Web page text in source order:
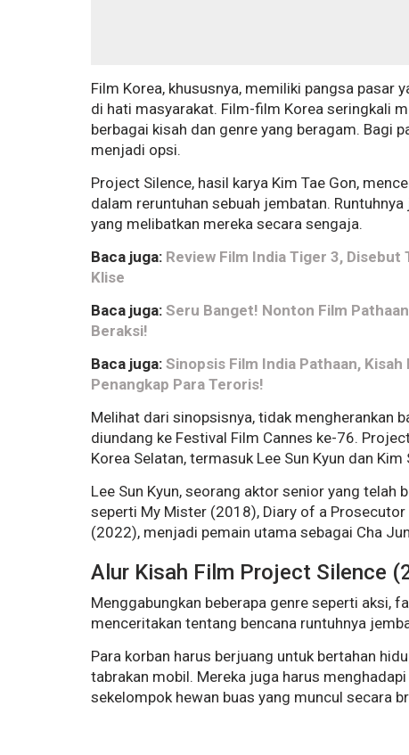
Film Korea, khususnya, memiliki pangsa pasar
di hati masyarakat. Film-film Korea seringkali
berbagai kisah dan genre yang beragam. Bagi
menjadi opsi.
Project Silence, hasil karya Kim Tae Gon,
dalam reruntuhan sebuah jembatan.
yang melibatkan mereka secara sengaja.
Baca juga: Review Film India Tiger 3,
Klise
Baca juga: Seru Banget! Nonton Film
Beraksi!
Baca juga: Sinopsis Film India Pathaan,
Penangkap Para Teroris!
Melihat dari sinopsisnya, tidak mengherankan
diundang ke Festival Film Cannes ke-76.
Korea Selatan, termasuk Lee Sun Kyun dan
Lee Sun Kyun, seorang aktor senior yang
seperti My Mister (2018), Diary of a
(2022), menjadi pemain utama sebagai Cha
Alur Kisah Film Project Silence
Menggabungkan beberapa genre seperti aksi,
menceritakan tentang bencana runtuhnya
Para korban harus berjuang untuk bertahan
tabrakan mobil. Mereka juga harus
sekelompok hewan buas yang muncul secara